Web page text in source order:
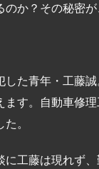
か？その秘密が
た青年・工藤
す。自動車修
。
工藤は現れず